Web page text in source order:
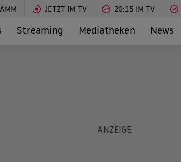
JETZT IM TV 20:15 IM TV
Streaming Mediatheken News